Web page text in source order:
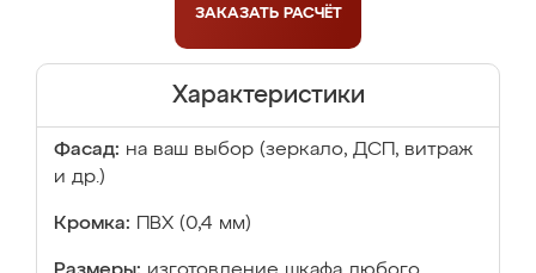
ЗАКАЗАТЬ РАСЧЁТ
Характеристики
Фасад: на ваш выбор (зеркало, ДСП, витраж
и др.)
Кромка: ПВХ (0,4 мм)